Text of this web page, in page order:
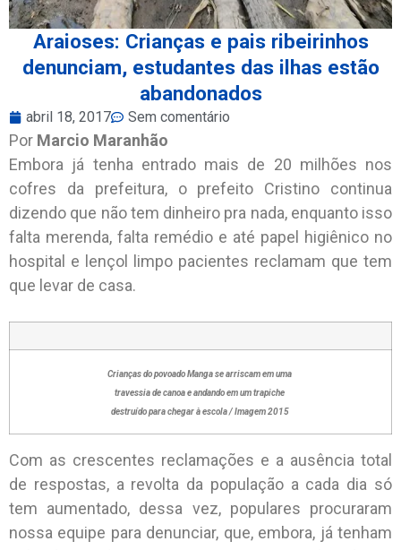
Araioses: Crianças e pais ribeirinhos
denunciam, estudantes das ilhas estão
abandonados
abril 18, 2017 Sem comentário
Por Marcio Maranhão
Embora já tenha entrado mais de 20 milhões nos
cofres da prefeitura, o prefeito Cristino continua
dizendo que não tem dinheiro pra nada, enquanto isso
falta merenda, falta remédio e até papel higiênico no
hospital e lençol limpo pacientes reclamam que tem
que levar de casa.
Crianças do povoado Manga se arriscamemuma
travessia de canoa e andandoemumtrapiche
destruído para chegar à escola / Imagem 2015
Com as crescentes reclamações e a ausência total
de respostas, a revolta da população a cada dia só
tem aumentado, dessa vez, populares procuraram
nossa equipe para denunciar, que, embora, já tenham